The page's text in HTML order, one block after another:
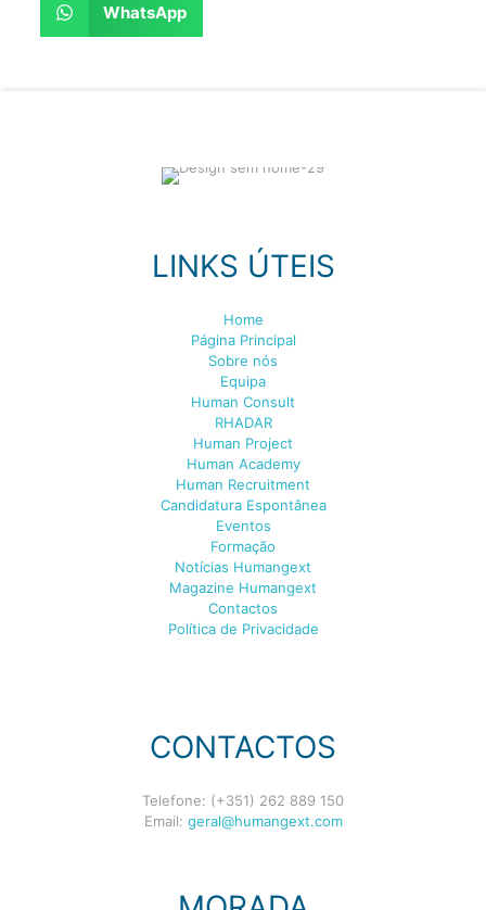
WhatsApp
LINKS ÚTEIS
Home
Página Principal
Sobre nós
Equipa
Human Consult
RHADAR
Human Project
Human Academy
Human Recruitment
Candidatura Espontânea
Eventos
Formação
Notícias Humangext
Magazine Humangext
Contactos
Política de Privacidade
CONTACTOS
Telefone: (+351) 262 889 150
Email: geral@humangext.com